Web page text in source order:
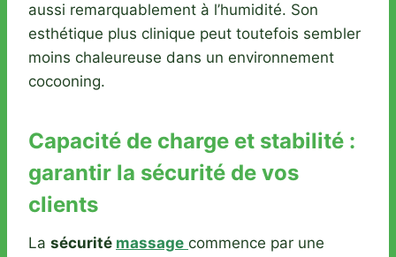
aussi remarquablement à l’humidité. Son
esthétique plus clinique peut toutefois sembler
moins chaleureuse dans un environnement
cocooning.
Capacité de charge et stabilité :
garantir la sécurité de vos
clients
La sécurité massage commence par une